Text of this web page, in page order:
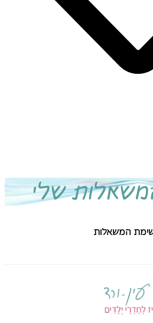
שלי
המשאלות